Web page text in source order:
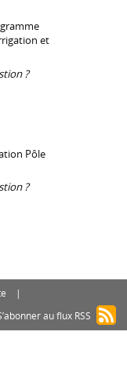
et
?
Pôle
?
au flux RSS